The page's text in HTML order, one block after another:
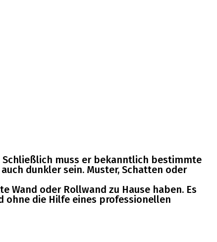
muss er bekanntlich bestimmte
dunkler sein. Muster, Schatten oder
Wand oder Rollwand zu Hause haben. Es
ohne die Hilfe eines professionellen